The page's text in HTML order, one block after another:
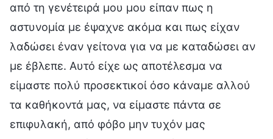
από τη γενέτειρά μου μου είπαν πως η
αστυνομία με έψαχνε ακόμα και πως είχαν
λαδώσει έναν γείτονα για να με καταδώσει αν
με έβλεπε. Αυτό είχε ως αποτέλεσμα να
είμαστε πολύ προσεκτικοί όσο κάναμε αλλού
τα καθήκοντά μας, να είμαστε πάντα σε
επιφυλακή, από φόβο μην τυχόν μας